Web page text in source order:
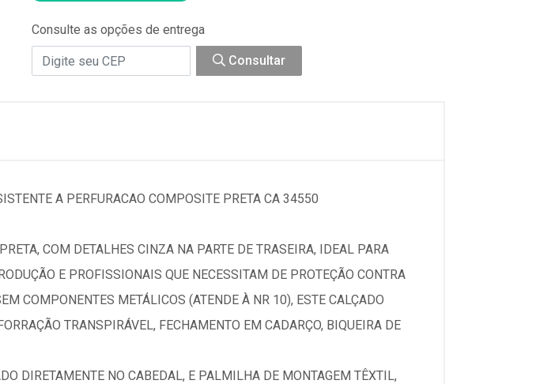
Consulte as opções de entrega
Consultar
A PERFURACAO COMPOSITE PRETA CA 34550
COM DETALHES CINZA NA PARTE DE TRASEIRA, IDEAL PARA
E PROFISSIONAIS QUE NECESSITAM DE PROTEÇÃO CONTRA
COMPONENTES METÁLICOS (ATENDE À NR 10), ESTE CALÇADO
TRANSPIRÁVEL, FECHAMENTO EM CADARÇO, BIQUEIRA DE
DIRETAMENTE NO CABEDAL, E PALMILHA DE MONTAGEM TÊXTIL,